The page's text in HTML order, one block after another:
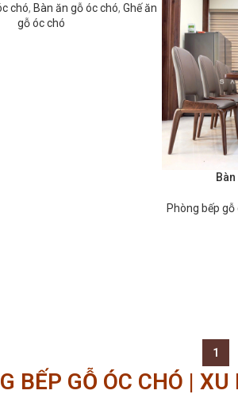
chó, Bàn ăn gỗ óc chó,Ghế ăn
gỗ óc chó
Phòng bếp gỗ
1
BẾP GỖ ÓC CHÓ |